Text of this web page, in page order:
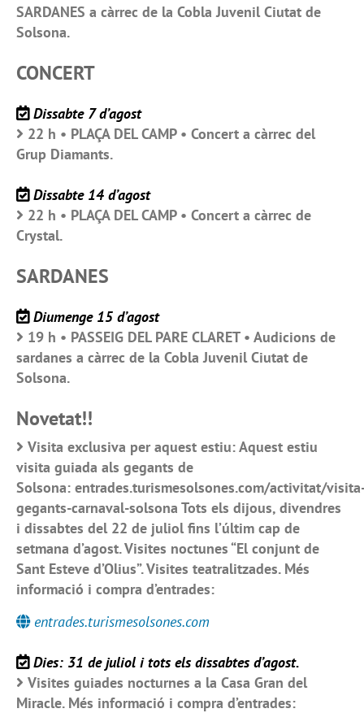
SARDANES a càrrec de la Cobla Juvenil Ciutat de
Solsona.
CONCERT
Dissabte 7 d’agost
22 h • PLAÇA DEL CAMP • Concert a càrrec del
Grup Diamants.
Dissabte 14 d’agost
22 h • PLAÇA DEL CAMP • Concert a càrrec de
Crystal.
SARDANES
Diumenge 15 d’agost
19 h • PASSEIG DEL PARE CLARET • Audicions de
sardanes a càrrec de la Cobla Juvenil Ciutat de
Solsona.
Novetat!!
Visita exclusiva per aquest estiu: Aquest estiu
visita guiada als gegants de
Solsona: entrades.turismesolsones.com/activitat/
gegants-carnaval-solsona Tots els dijous, divendres
i dissabtes del 22 de juliol fins l’últim cap de
setmana d’agost. Visites noctunes “El conjunt de
Sant Esteve d’Olius”. Visites teatralitzades. Més
informació i compra d’entrades:
entrades.turismesolsones.com
Dies: 31 de juliol i tots els dissabtes d’agost.
Visites guiades nocturnes a la Casa Gran del
Miracle. Més informació i compra d’entrades: